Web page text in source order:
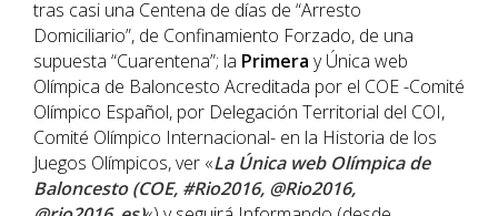
tras casi una Centena de días de “Arresto
Domiciliario”, de Confinamiento Forzado, de una
supuesta “Cuarentena”; la Primera y Única web
Olímpica de Baloncesto Acreditada por el COE -Comité
Olímpico Español, por Delegación Territorial del COI,
Comité Olímpico Internacional- en la Historia de los
Juegos Olímpicos, ver «La Única web Olímpica de
Baloncesto (COE, #Rio2016, @Rio2016,